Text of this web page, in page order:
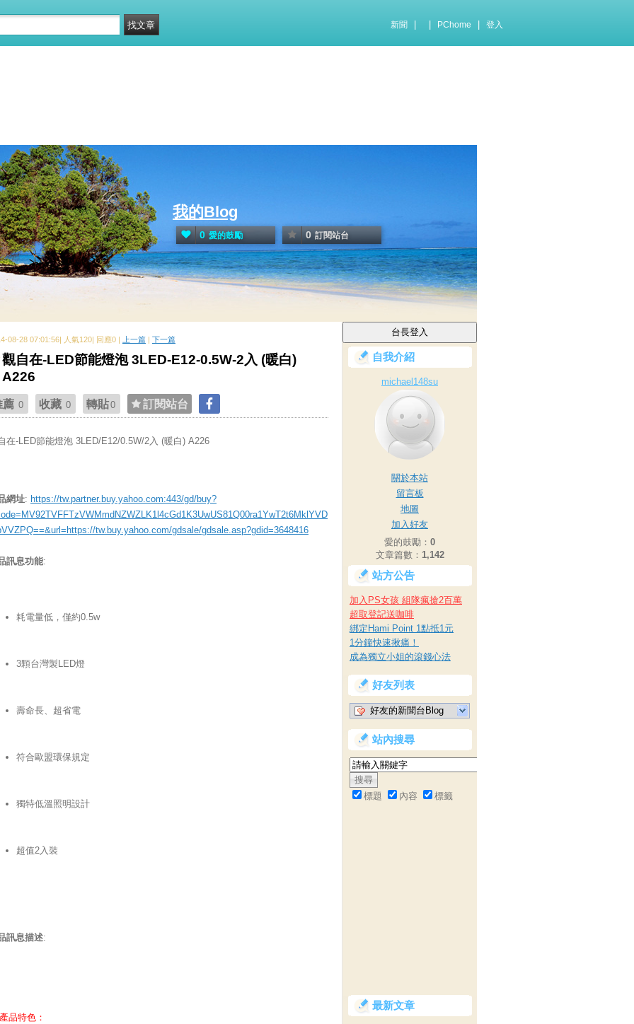
新聞 PChome 登入
我的Blog
0 愛的鼓勵 0 訂閱站台
08-28 07:01:56| 人氣120| 回應0 | 上一篇 | 下一篇
觀自在-LED節能燈泡 3LED-E12-0.5W-2入 (暖白)
A226
薦 0 收藏 0 轉貼0 訂閱站台
在-LED節能燈泡 3LED/E12/0.5W/2入 (暖白) A226
網址: https://tw.partner.buy.yahoo.com:443/gd/buy?
tw.buy.yahoo.com/gdsale/gdsale.asp?gdid=3648416
訊息功能:
耗電量低，僅約0.5w
3顆台灣製LED燈
壽命長、超省電
符合歐盟環保規定
獨特低溫照明設計
超值2入裝
訊息描述:
品特色：
自我介紹
michael148su
關於本站
留言板
地圖
加入好友
愛的鼓勵： 0
文章篇數： 1,142
站方公告
加入PS女孩 組隊瘋搶2百萬
超取登記送咖啡
綁定Hami Point 1點抵1元
1分鐘快速揪痛！
成為獨立小姐的滾錢心法
好友列表
好友的新聞台Blog
站內搜尋
標題 內容 標籤
最新文章